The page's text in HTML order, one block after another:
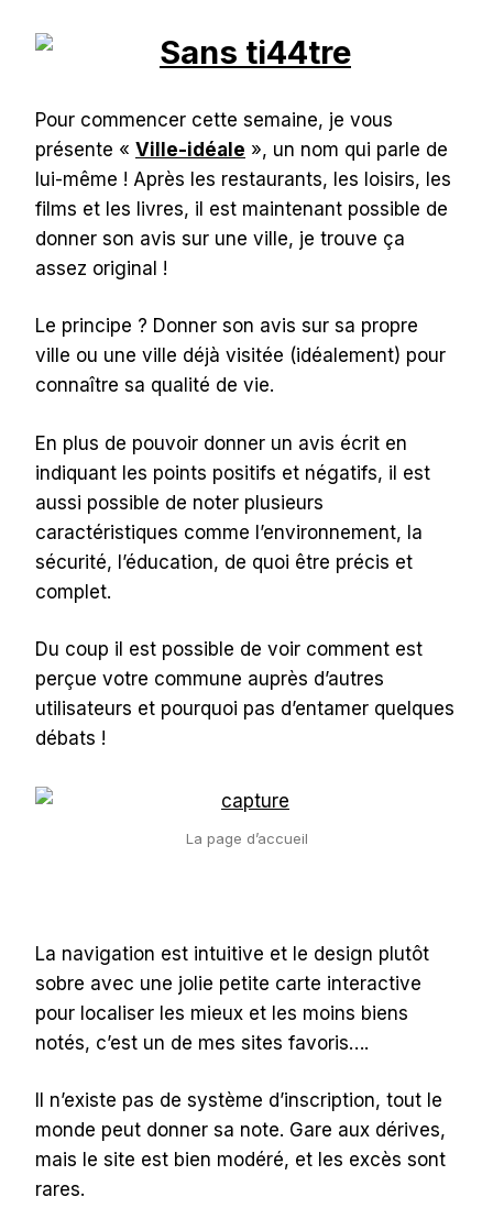
Pour commencer cette semaine, je vous
présente « Ville-idéale », un nom qui parle de
lui-même ! Après les restaurants, les loisirs, les
films et les livres, il est maintenant possible de
donner son avis sur une ville, je trouve ça
assez original !
Le principe ? Donner son avis sur sa propre
ville ou une ville déjà visitée (idéalement) pour
connaître sa qualité de vie.
En plus de pouvoir donner un avis écrit en
indiquant les points positifs et négatifs, il est
aussi possible de noter plusieurs
caractéristiques comme l’environnement, la
sécurité, l’éducation, de quoi être précis et
complet.
Du coup il est possible de voir comment est
perçue votre commune auprès d’autres
utilisateurs et pourquoi pas d’entamer quelques
débats !
La page d’accueil
La navigation est intuitive et le design plutôt
sobre avec une jolie petite carte interactive
pour localiser les mieux et les moins biens
notés, c’est un de mes sites favoris….
Il n’existe pas de système d’inscription, tout le
monde peut donner sa note. Gare aux dérives,
mais le site est bien modéré, et les excès sont
rares.